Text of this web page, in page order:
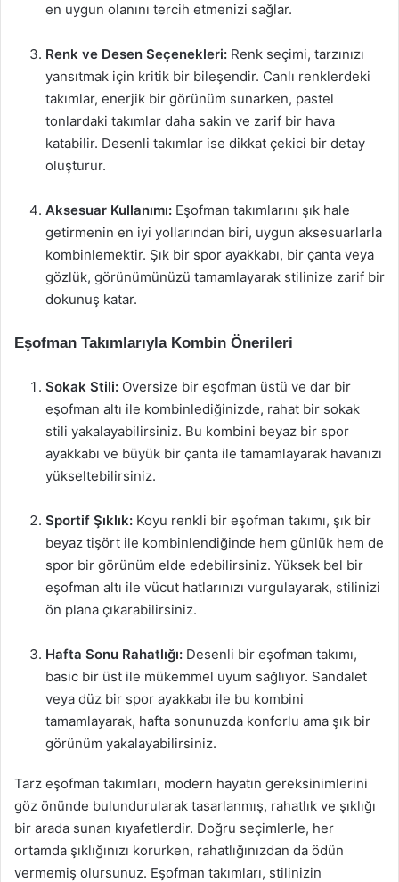
en uygun olanını tercih etmenizi sağlar.
Renk ve Desen Seçenekleri: Renk seçimi, tarzınızı
yansıtmak için kritik bir bileşendir. Canlı renklerdeki
takımlar, enerjik bir görünüm sunarken, pastel
tonlardaki takımlar daha sakin ve zarif bir hava
katabilir. Desenli takımlar ise dikkat çekici bir detay
oluşturur.
Aksesuar Kullanımı: Eşofman takımlarını şık hale
getirmenin en iyi yollarından biri, uygun aksesuarlarla
kombinlemektir. Şık bir spor ayakkabı, bir çanta veya
gözlük, görünümünüzü tamamlayarak stilinize zarif bir
dokunuş katar.
Eşofman Takımlarıyla Kombin Önerileri
Sokak Stili: Oversize bir eşofman üstü ve dar bir
eşofman altı ile kombinlediğinizde, rahat bir sokak
stili yakalayabilirsiniz. Bu kombini beyaz bir spor
ayakkabı ve büyük bir çanta ile tamamlayarak havanızı
yükseltebilirsiniz.
Sportif Şıklık: Koyu renkli bir eşofman takımı, şık bir
beyaz tişört ile kombinlendiğinde hem günlük hem de
spor bir görünüm elde edebilirsiniz. Yüksek bel bir
eşofman altı ile vücut hatlarınızı vurgulayarak, stilinizi
ön plana çıkarabilirsiniz.
Hafta Sonu Rahatlığı: Desenli bir eşofman takımı,
basic bir üst ile mükemmel uyum sağlıyor. Sandalet
veya düz bir spor ayakkabı ile bu kombini
tamamlayarak, hafta sonunuzda konforlu ama şık bir
görünüm yakalayabilirsiniz.
Tarz eşofman takımları, modern hayatın gereksinimlerini
göz önünde bulundurularak tasarlanmış, rahatlık ve şıklığı
bir arada sunan kıyafetlerdir. Doğru seçimlerle, her
ortamda şıklığınızı korurken, rahatlığınızdan da ödün
vermemiş olursunuz. Eşofman takımları, stilinizin